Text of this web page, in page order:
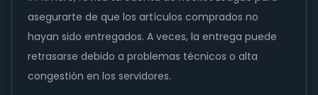
asegurarte de que los artículos comprados no
hayan sido entregados. A veces, la entrega puede
retrasarse debido a problemas técnicos o alta
congestión en los servidores.